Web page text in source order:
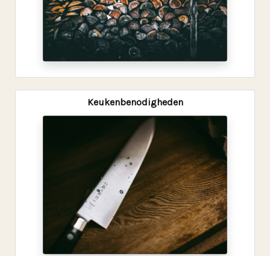
Keukenbenodigheden